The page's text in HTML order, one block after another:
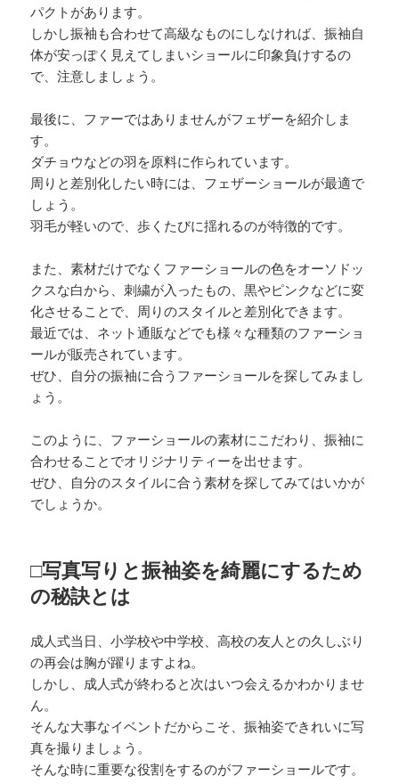
パクトがあります。
しかし振袖も合わせて高級なものにしなければ、振袖自
体が安っぽく見えてしまいショールに印象負けするの
で、注意しましょう。
最後に、ファーではありませんがフェザーを紹介しま
す。
ダチョウなどの羽を原料に作られています。
周りと差別化したい時には、フェザーショールが最適で
しょう。
羽毛が軽いので、歩くたびに揺れるのが特徴的です。
また、素材だけでなくファーショールの色をオーソドッ
クスな白から、刺繍が入ったもの、黒やピンクなどに変
化させることで、周りのスタイルと差別化できます。
最近では、ネット通販などでも様々な種類のファーショ
ールが販売されています。
ぜひ、自分の振袖に合うファーショールを探してみまし
ょう。
このように、ファーショールの素材にこだわり、振袖に
合わせることでオリジナリティーを出せます。
ぜひ、自分のスタイルに合う素材を探してみてはいかが
でしょうか。
□写真写りと振袖姿を綺麗にするため
の秘訣とは
成人式当日、小学校や中学校、高校の友人との久しぶり
の再会は胸が躍りますよね。
しかし、成人式が終わると次はいつ会えるかわかりませ
ん。
そんな大事なイベントだからこそ、振袖姿できれいに写
真を撮りましょう。
そんな時に重要な役割をするのがファーショールです。